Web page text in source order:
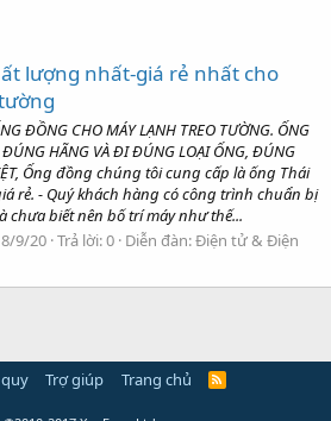
lượng nhất-giá rẻ nhất cho
ĐỒNG CHO MÁY LẠNH TREO TƯỜNG. ỐNG
HÃNG VÀ ĐI ĐÚNG LOẠI ỐNG, ĐÚNG
Ống đồng chúng tôi cung cấp là ống Thái
rẻ. - Quý khách hàng có công trình chuẩn bị
chưa biết nên bố trí máy như thế...
8/9/20 Trả lời: 0 Diễn đàn:Điện tử & Điện
Trợ giúp Trang chủ